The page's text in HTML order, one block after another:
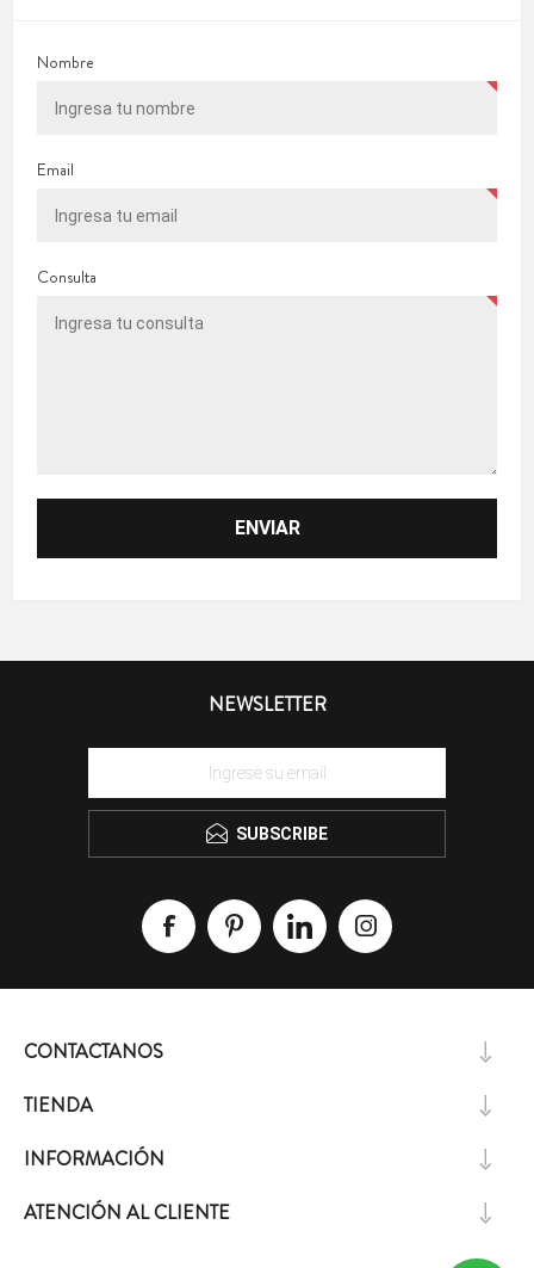
Nombre
Email
Consulta
NEWSLETTER
SUBSCRIBE
CONTACTANOS
TIENDA
INFORMACIÓN
ATENCIÓN AL CLIENTE